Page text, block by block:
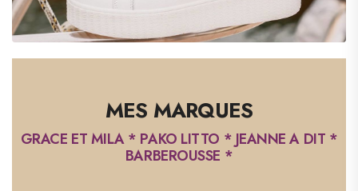
MES MARQUES
GRACE ET MILA * PAKO LITTO * JEANNE A DIT *
BARBEROUSSE *